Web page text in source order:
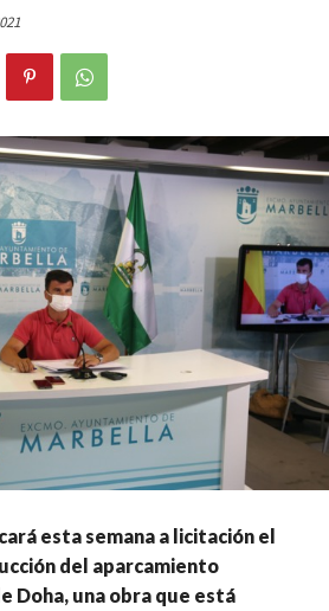
esta semana a licitación el
del aparcamiento
Doha, una obra que está